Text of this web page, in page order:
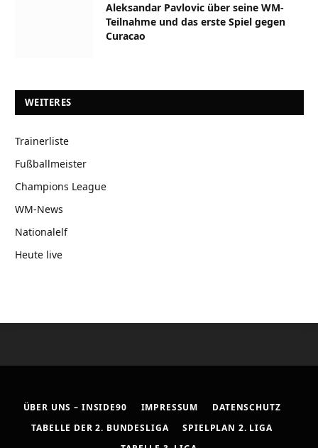
Aleksandar Pavlovic über seine WM-
Teilnahme und das erste Spiel gegen
Curacao
WEITERES
Trainerliste
Fußballmeister
Champions League
WM-News
Nationalelf
Heute live
ÜBER UNS – INSIDE90 IMPRESSUM
DATENSCHUTZ
TABELLE DER 2. BUNDESLIGA
SPIELPLAN 2. LIGA